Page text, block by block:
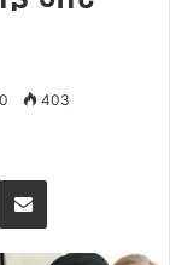
0 403
Share via Email